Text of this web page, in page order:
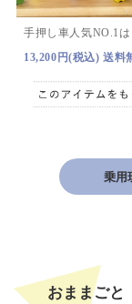
手押し車人気NO.1は
13,200円(税込) 送料
乗用
おままごと